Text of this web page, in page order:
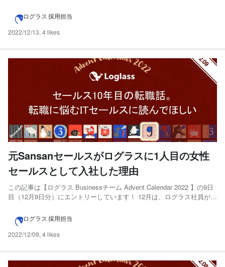
初めての出会いでした。 みなさん、はじめまして！サザナミ
（@SAZANAMi_r...
ログラス 採用担当
2022/12/13, 4 likes
元Sansanセールスがログラスに1人目の女性
セールスとして入社した理由
この記事は【ログラス Businessチーム Advent Calendar 2022 】の9日
目（12月9日分）にエントリーしています！ 12月は、ログラス社員が毎
働く覚悟を持てるだろうか？」 31歳の夏、そんな自問自答を経て、私
は2022...
ログラス 採用担当
2022/12/09, 4 likes